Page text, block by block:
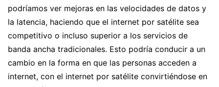
podríamos ver mejoras en las velocidades de datos y
la latencia, haciendo que el internet por satélite sea
competitivo o incluso superior a los servicios de
banda ancha tradicionales. Esto podría conducir a un
cambio en la forma en que las personas acceden a
internet, con el internet por satélite convirtiéndose en